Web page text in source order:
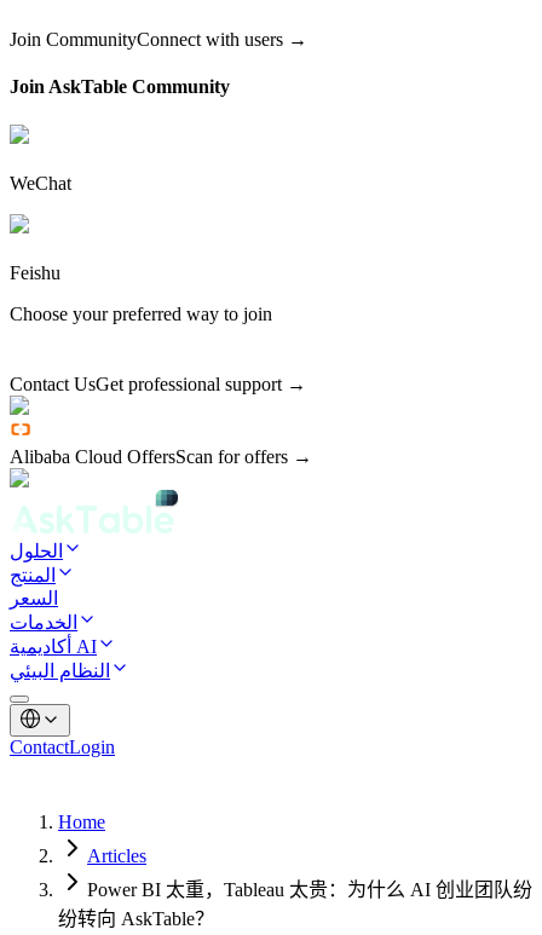
Join CommunityConnect with users →
Join AskTable Community
WeChat
Feishu
Choose your preferred way to join
Contact UsGet professional support →
Alibaba Cloud OffersScan for offers →
الحلول
المنتج
السعر
الخدمات
أكاديمية AI
النظام البيئي
ContactLogin
Home
Articles
Power BI 太重，Tableau 太贵：为什么 AI 创业团队纷
纷转向 AskTable？